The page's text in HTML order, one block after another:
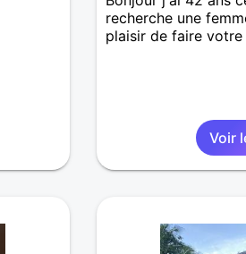
recherche une
plaisir de faire votre
Voir